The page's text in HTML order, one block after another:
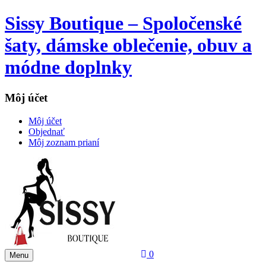
Sissy Boutique – Spoločenské
šaty, dámske oblečenie, obuv a
módne doplnky
Môj účet
Môj účet
Objednať
Môj zoznam prianí
0
Menu